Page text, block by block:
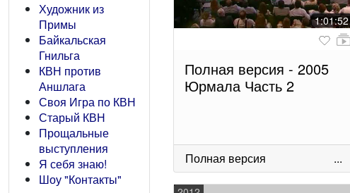
Художник из
Примы
Байкальская
Гнильга
КВН против
Аншлага
Своя Игра по КВН
Старый КВН
Прощальные
выступления
Я себя знаю!
Шоу "Контакты"
1:01:52
Полная версия - 2005
Юрмала Часть 2
Полная версия ...